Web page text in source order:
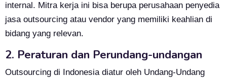
internal. Mitra kerja ini bisa berupa perusahaan penyedia
jasa outsourcing atau vendor yang memiliki keahlian di
bidang yang relevan.
2. Peraturan dan Perundang-undangan
Outsourcing di Indonesia diatur oleh Undang-Undang